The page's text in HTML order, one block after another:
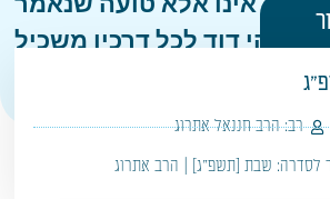
) ויהי דוד לכל דרכיו משכיל
רב: הרב חננאל אתרוג
לסדרה: שבת [תשפ"ג] | הרב אתרוג